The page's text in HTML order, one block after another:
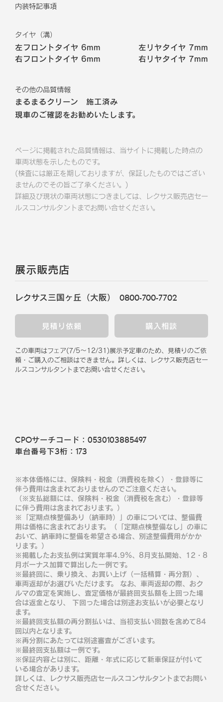
内装特記事項
タイヤ（溝）
左フロントタイヤ 6mm 左リヤタイヤ 7mm
右フロントタイヤ 6mm 右リヤタイヤ 7mm
その他の品質情報
まるまるクリーン 施工済み
現車のご確認をお勧めいたします。
ページに掲載された品質情報は、当サイトに掲載した時点の
車両状態を示したものです。
(検査には厳正を期しておりますが、保証したものではござい
ませんのでその旨ご了承ください。)
詳細及び現状の車両状態につきましては、レクサス販売店セー
ルスコンサルタントまでお問い合せください。
展示販売店
レクサス三国ヶ丘（大阪） 0800-700-7702
見積り依頼 購入相談
この車両はフェア(7/5～12/31)展示予定車のため、見積りのご依
頼・ご購入のご相談はできません。 詳しくは、レクサス販売店セー
ルスコンサルタントまでお問い合せください。
CPOサーチコード： 0530103885497
車台番号下3桁： 173
※本体価格には、保険料・税金（消費税を除く）・登録等に
伴う費用は含まれておりませんのでご注意ください。
（※支払総額には、保険料・税金（消費税を含む）・登録等
に伴う費用は含まれております。）
※「定期点検整備あり（納車時）」の車については、整備費
用は価格に含まれております。（「定期点検整備なし」の車に
おいて、納車時に整備を希望さる場合、別途整備費用がかか
ります。）
※掲載したお支払例は実質年率4.9％、8月支払開始、12・8
月ボーナス加算で算出した一例です。
※最終回に、乗り換え、お買い上げ（一括精算・再分割）、
車両返却がお選びいただけます。 なお、車両返却の際、おク
ルマの査定を実施し、査定価格が最終回支払額を上回った場
合は返金となり、 下回った場合は別途お支払いが必要となり
ます。
※最終回支払額の再分割払いは、当初支払い回数を含めて84
回以内となります。
※再分割にあたっては別途審査がございます。
※最終回支払額は一例です。
※保証内容とは別に、距離・年式に応じて新車保証が付いて
いる場合があります。
詳しくは、レクサス販売店セールスコンサルタントまでお問い
合せください。